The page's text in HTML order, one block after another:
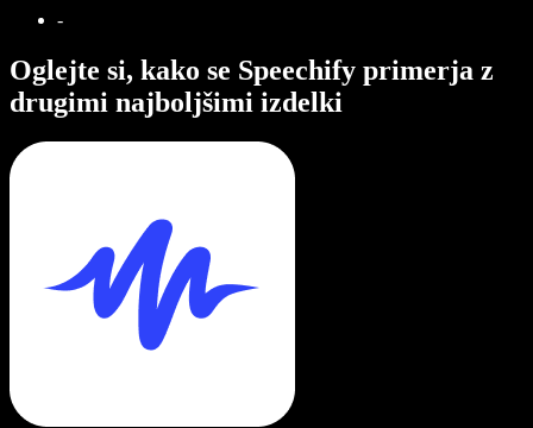
-
Oglejte si, kako se Speechify primerja z
drugimi najboljšimi izdelki